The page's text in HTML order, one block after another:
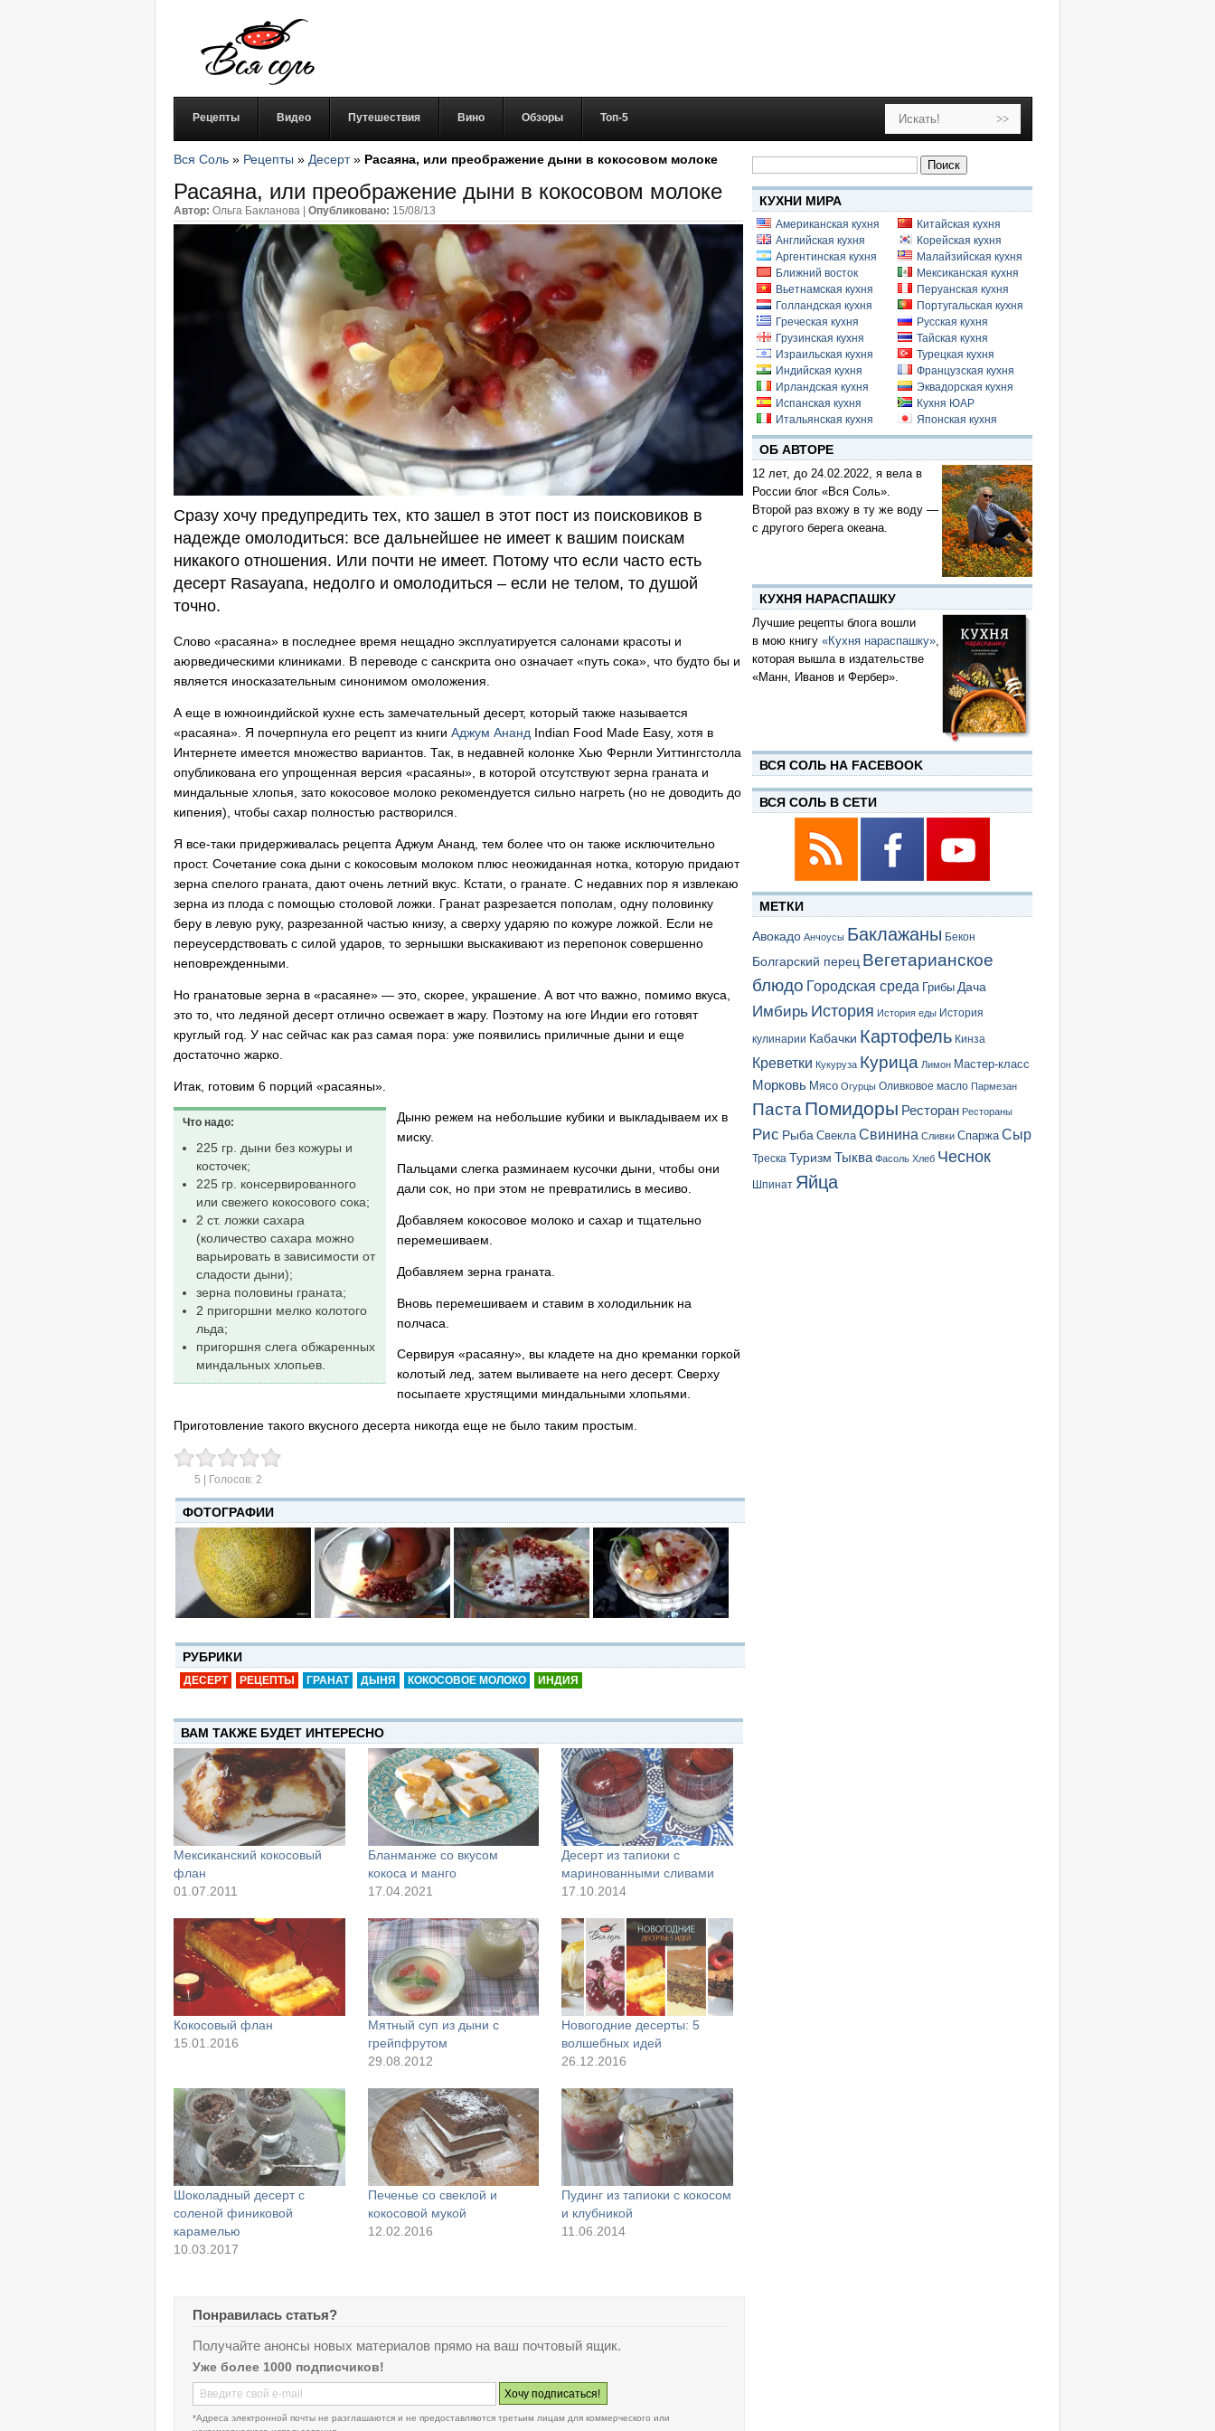
Рецепты Видео Путешествия Вино Обзоры Топ-5
Вся Соль » Рецепты » Десерт» Расаяна, или преображение дыни в кокосовом молоке
Расаяна, или преображение дыни в кокосовом молоке
Автор: Ольга Бакланова | Опубликовано: 15/08/13
Сразу хочу предупредить тех, кто зашел в этот пост из поисковиков в
надежде омолодиться: все дальнейшее не имеет к вашим поискам
никакого отношения. Или почти не имеет. Потому что если часто есть
десерт Rasayana, недолго и омолодиться – если не телом, то душой
точно.
Слово «расаяна» в последнее время нещадно эксплуатируется салонами красоты и
аюрведическими клиниками. В переводе с санскрита оно означает «путь сока», что будто бы и
является иносказательным синонимом омоложения.
А еще в южноиндийской кухне есть замечательный десерт, который также называется
«расаяна». Я почерпнула его рецепт из книги Аджум Ананд Indian Food Made Easy, хотя в
Интернете имеется множество вариантов. Так, в недавней колонке Хью Фернли Уиттингстолла
опубликована его упрощенная версия «расаяны», в которой отсутствуют зерна граната и
миндальные хлопья, зато кокосовое молоко рекомендуется сильно нагреть (но не доводить до
кипения), чтобы сахар полностью растворился.
Я все-таки придерживалась рецепта Аджум Ананд, тем более что он также исключительно
прост. Сочетание сока дыни с кокосовым молоком плюс неожиданная нотка, которую придают
зерна спелого граната, дают очень летний вкус. Кстати, о гранате. С недавних пор я извлекаю
зерна из плода с помощью столовой ложки. Гранат разрезается пополам, одну половинку
беру в левую руку, разрезанной частью книзу, а сверху ударяю по кожуре ложкой. Если не
переусердствовать с силой ударов, то зернышки выскакивают из перепонок совершенно
неповрежденными.
Но гранатовые зерна в «расаяне» — это, скорее, украшение. А вот что важно, помимо вкуса,
это то, что ледяной десерт отлично освежает в жару. Поэтому на юге Индии его готовят
круглый год. У нас сейчас как раз самая пора: уже появились приличные дыни и еще
достаточно жарко.
Итак, готовим 6 порций «расаяны».
Что надо:
225 гр. дыни без кожуры и
косточек;
225 гр. консервированного
или свежего кокосового сока;
2 ст. ложки сахара
(количество сахара можно
варьировать в зависимости от
сладости дыни);
зерна половины граната;
2 пригоршни мелко колотого
льда;
пригоршня слега обжаренных
миндальных хлопьев.
Дыню режем на небольшие кубики и выкладываем их в
миску.
Пальцами слегка разминаем кусочки дыни, чтобы они
дали сок, но при этом не превратились в месиво.
Добавляем кокосовое молоко и сахар и тщательно
перемешиваем.
Добавляем зерна граната.
Вновь перемешиваем и ставим в холодильник на
полчаса.
Сервируя «расаяну», вы кладете на дно креманки горкой
колотый лед, затем выливаете на него десерт. Сверху
посыпаете хрустящими миндальными хлопьями.
Приготовление такого вкусного десерта никогда еще не было таким простым.
5 | Голосов: 2
ФОТОГРАФИИ
РУБРИКИ
ДЕСЕРТ РЕЦЕПТЫ ГРАНАТ ДЫНЯ КОКОСОВОЕ МОЛОКО ИНДИЯ
ВАМ ТАКЖЕ БУДЕТ ИНТЕРЕСНО
Мексиканский кокосовый
флан
01.07.2011
Бланманже со вкусом
кокоса и манго
17.04.2021
Десерт из тапиоки с
маринованными сливами
17.10.2014
Кокосовый флан
15.01.2016
Мятный суп из дыни с
грейпфрутом
29.08.2012
Новогодние десерты: 5
волшебных идей
26.12.2016
Шоколадный десерт с
соленой финиковой
карамелью
10.03.2017
Печенье со свеклой и
кокосовой мукой
12.02.2016
Пудинг из тапиоки с кокосом
и клубникой
11.06.2014
Понравилась статья?
Получайте анонсы новых материалов прямо на ваш почтовый ящик.
Уже более 1000 подписчиков!
*Адреса электронной почты не разглашаются и не предоставляются третьим лицам для коммерческого или
Найти:
КУХНИ МИРА
Американская кухня
Английская кухня
Аргентинская кухня
Ближний восток
Вьетнамская кухня
Голландская кухня
Греческая кухня
Грузинская кухня
Израильская кухня
Индийская кухня
Ирландская кухня
Испанская кухня
Итальянская кухня
Китайская кухня
Корейская кухня
Малайзийская кухня
Мексиканская кухня
Перуанская кухня
Португальская кухня
Русская кухня
Тайская кухня
Турецкая кухня
Французская кухня
Эквадорская кухня
Кухня ЮАР
Японская кухня
ОБ АВТОРЕ
12 лет, до 24.02.2022, я вела в
России блог «Вся Соль».
Второй раз вхожу в ту же воду —
с другого берега океана.
КУХНЯ НАРАСПАШКУ
Лучшие рецепты блога вошли
в мою книгу «Кухня нараспашку»,
которая вышла в издательстве
«Манн, Иванов и Фербер».
ВСЯ СОЛЬ НА FACEBOOK
ВСЯ СОЛЬ В СЕТИ
МЕТКИ
Авокадо Анчоусы Баклажаны Бекон
Болгарский перец Вегетарианское
блюдо Городская среда Грибы Дача
Имбирь История История еды История
кулинарии Кабачки Картофель Кинза
Креветки Кукуруза Курица Лимон Мастер-класс
Морковь Мясо Огурцы Оливковое масло Пармезан
ПастаПомидоры Ресторан Рестораны
Рис Рыба Свекла Свинина Сливки Спаржа Сыр
Треска Туризм Тыква Фасоль Хлеб Чеснок
Шпинат Яйца